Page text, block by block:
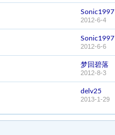
Sonic1997
2012-6-4
Sonic1997
2012-6-6
梦回碧落
2012-8-3
delv25
2013-1-29